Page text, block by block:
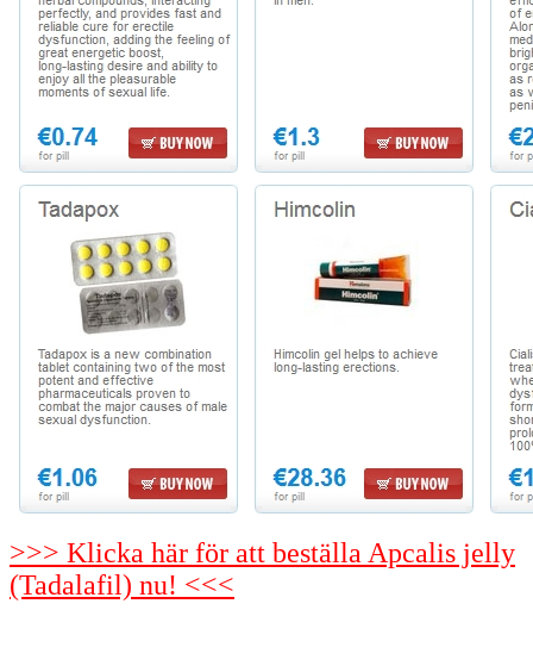
>>> Klicka här för att beställa Apcalis jelly
(Tadalafil) nu! <<<